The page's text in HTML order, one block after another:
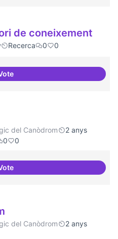
de coneixement
Recerca 0 0
Connectar repositori de
del Canòdrom
2 anys
0 0
Incubadora d'ILPs
del Canòdrom
2 anys